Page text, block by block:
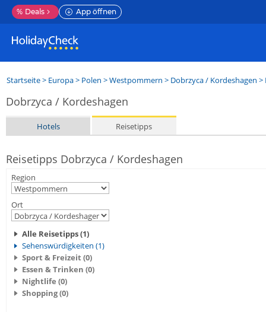
% Deals App öffnen
Startseite> Europa> Polen >Westpommern > Dobrzyca / Kordeshagen >
Dobrzyca / Kordeshagen
Hotels Reisetipps
Reisetipps Dobrzyca / Kordeshagen
Region
Ort
Alle Reisetipps (1)
Sehenswürdigkeiten (1)
Sport & Freizeit (0)
Essen & Trinken (0)
Nightlife (0)
Shopping (0)